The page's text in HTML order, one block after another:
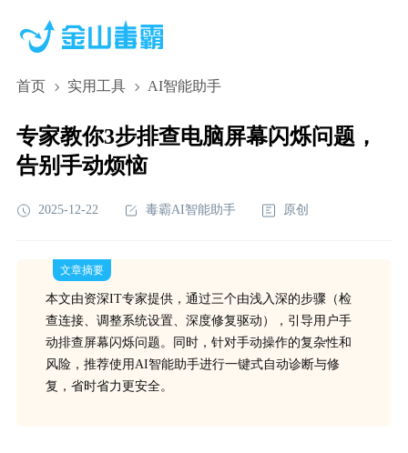
首页 实用工具 AI智能助手
专家教你3步排查电脑屏幕闪烁问题，
告别手动烦恼
2025-12-22 毒霸AI智能助手 原创
文章摘要
本文由资深IT专家提供，通过三个由浅入深的步骤（检
查连接、调整系统设置、深度修复驱动），引导用户手
动排查屏幕闪烁问题。同时，针对手动操作的复杂性和
风险，推荐使用AI智能助手进行一键式自动诊断与修
复，省时省力更安全。